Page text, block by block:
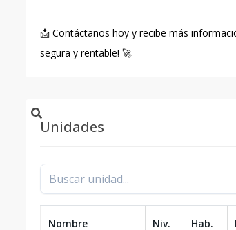
📩 Contáctanos hoy y recibe más
segura y rentable! 🚀
Unidades
Nombre Niv. Hab.